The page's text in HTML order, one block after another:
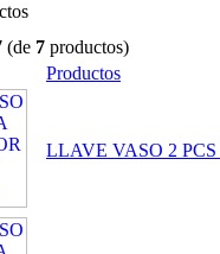
(de 7 productos)
Productos
LLAVE VASO 2